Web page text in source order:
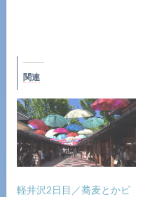
関連
軽井沢2日目／蕎麦とかビ